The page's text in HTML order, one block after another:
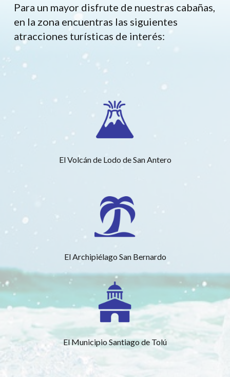
Para un mayor disfrute de nuestras cabañas,
en la zona encuentras las siguientes
atracciones turísticas de interés:
El Volcán de Lodo de San Antero
El Archipiélago San Bernardo
El Municipio Santiago de Tolú